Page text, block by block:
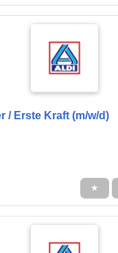
/ Erste Kraft (m/w/d)
★